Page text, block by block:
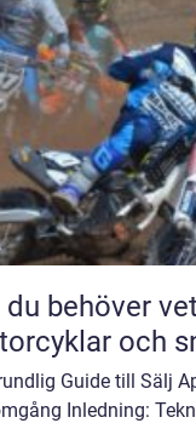
behöver
och
Guide till Sälj
Inledning: